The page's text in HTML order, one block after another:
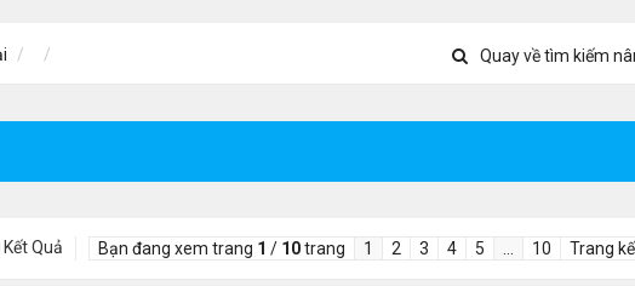
Quay về tìm kiếm
Kết Quả Bạn đang xem trang 1 / 10trang 1 2 3 4 5 10 Trang